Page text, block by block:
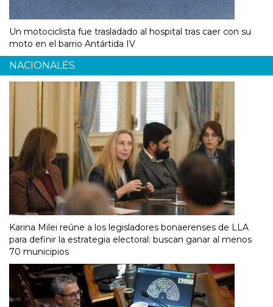
Un motociclista fue trasladado al hospital tras caer con su
moto en el barrio Antártida IV
NACIONALES
Karina Milei reúne a los legisladores bonaerenses de LLA
para definir la estrategia electoral: buscan ganar al menos
70 municipios